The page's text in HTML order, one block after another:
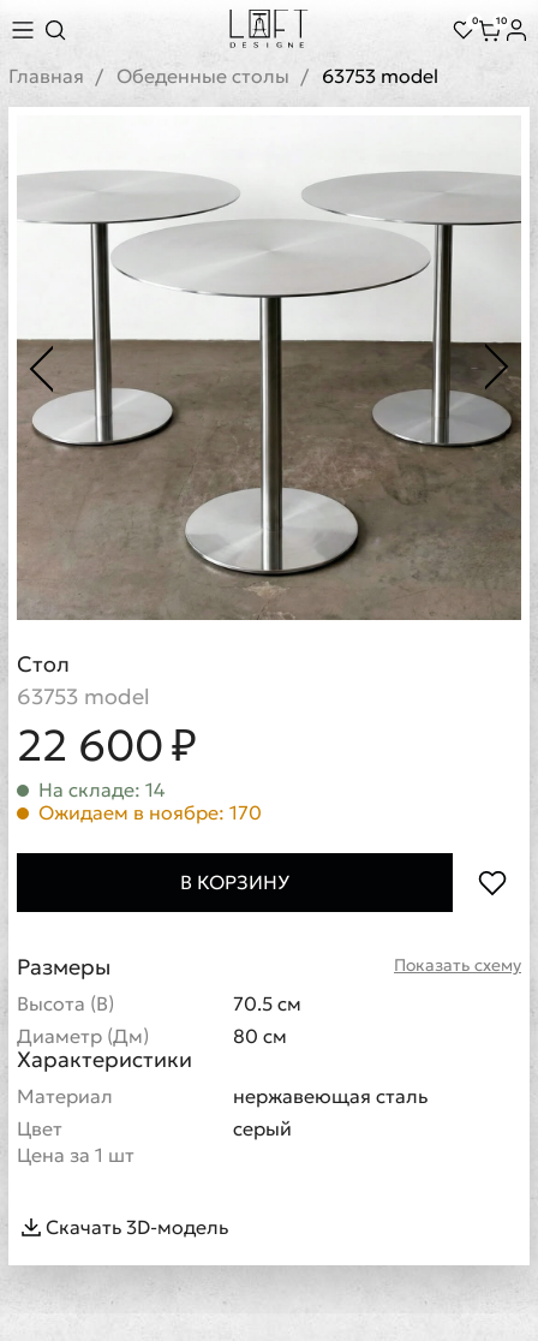
0 10
Главная Обеденные столы 63753 model
Стол
63753 model
22 600 ₽
На складе: 14
Ожидаем в ноябре: 170
В КОРЗИНУ
Показать схему
Размеры
Высота (В)
70.5 см
Диаметр (Дм)
80 см
Характеристики
Материал
нержавеющая сталь
Цвет
серый
Цена за 1 шт
Скачать 3D-модель